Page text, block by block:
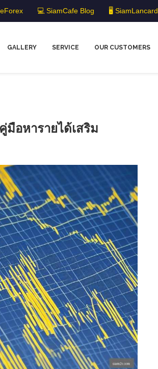
💻 SiamCafe Blog 🖥️ SiamLancard
GALLERY SERVICE OUR CUSTOMERS
มือหารายได้เสริม